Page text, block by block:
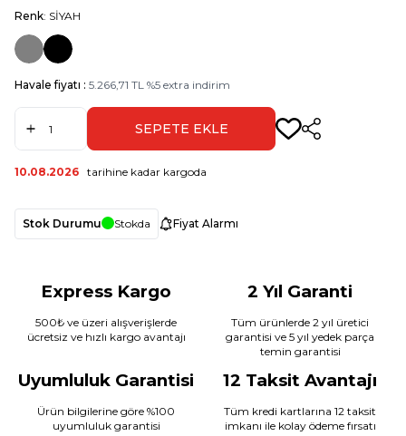
Renk: SİYAH
Havale fiyatı : 5.266,71 TL %5 extra indirim
SEPETE EKLE Paylaş
10.08.2026 tarihine kadar kargoda
Stok Durumu Stokda Fiyat Alarmı
Express Kargo
500₺ ve üzeri alışverişlerde
ücretsiz ve hızlı kargo avantajı
2 Yıl Garanti
Tüm ürünlerde 2 yıl üretici
garantisi ve 5 yıl yedek parça
temin garantisi
Uyumluluk Garantisi
Ürün bilgilerine göre %100
uyumluluk garantisi
12 Taksit Avantajı
Tüm kredi kartlarına 12 taksit
imkanı ile kolay ödeme fırsatı